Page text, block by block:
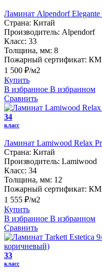
Ламинат Alpendorf Elegante
Страна: Китай
Производитель: Alpendorf
Класс: 33
Толщина, мм: 8
Пожарный сертификат:
1 500 ₽/м2
Купить
В избранное В избранном
Сравнить
34
класс
Ламинат Lamiwood Relax
Страна: Китай
Производитель: Lamiwood
Класс: 34
Толщина, мм: 12
Пожарный сертификат:
1 555 ₽/м2
Купить
В избранное В избранном
Сравнить
33
класс